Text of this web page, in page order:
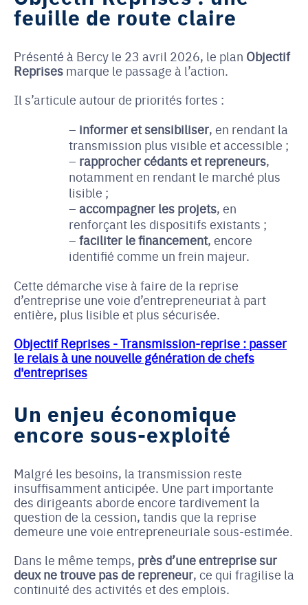
feuille de route claire
Présenté à Bercy le 23 avril 2026, le plan Objectif
Reprises marque le passage à l’action.
Il s’articule autour de priorités fortes :
informer et sensibiliser, en rendant la
transmission plus visible et accessible ;
rapprocher cédants et repreneurs,
notamment en rendant le marché plus
lisible ;
accompagner les projets, en
renforçant les dispositifs existants ;
faciliter le financement, encore
identifié comme un frein majeur.
Cette démarche vise à faire de la reprise
d’entreprise une voie d’entrepreneuriat à part
entière, plus lisible et plus sécurisée.
Objectif Reprises - Transmission-reprise : passer
le relais à une nouvelle génération de chefs
d'entreprises
Un enjeu économique
encore sous-exploité
Malgré les besoins, la transmission reste
insuffisamment anticipée. Une part importante
des dirigeants aborde encore tardivement la
question de la cession, tandis que la reprise
demeure une voie entrepreneuriale sous-estimée.
Dans le même temps, près d’une entreprise sur
deux ne trouve pas de repreneur, ce qui fragilise la
continuité des activités et des emplois.